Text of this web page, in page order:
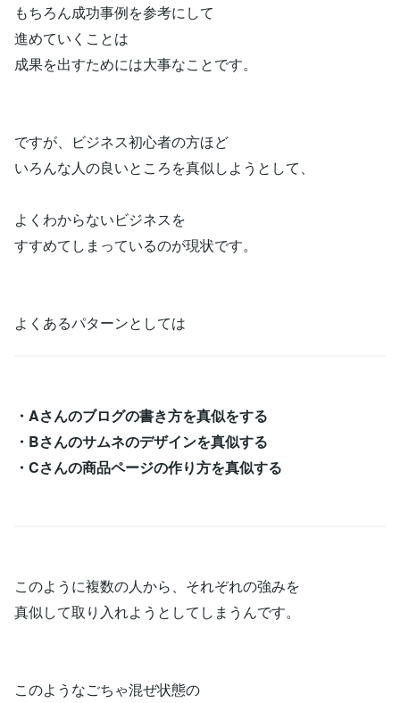
もちろん成功事例を参考にして
進めていくことは
成果を出すためには大事なことです。
ですが、ビジネス初心者の方ほど
いろんな人の良いところを真似しようとして、
よくわからないビジネスを
すすめてしまっているのが現状です。
よくあるパターンとしては
・Aさんのブログの書き方を真似をする
・Bさんのサムネのデザインを真似する
・Cさんの商品ページの作り方を真似する
このように複数の人から、それぞれの強みを
真似して取り入れようとしてしまうんです。
このようなごちゃ混ぜ状態の